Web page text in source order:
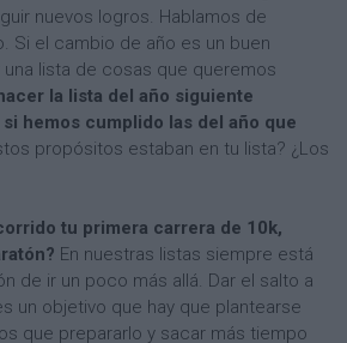
nuevos logros. Hablamos de
Si el cambio de año es un buen
lista de cosas que queremos
la lista del año siguiente
hemos cumplido las del año que
propósitos estaban en tu lista? ¿Los
tu primera carrera de 10k,
En nuestras listas siempre está
de ir un poco más allá. Dar el salto a
un objetivo que hay que plantearse
que prepararlo y sacar más tiempo